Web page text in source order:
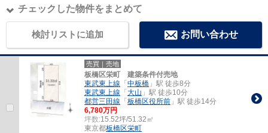
チェックした物件をまとめて
検討リストに追加 お問い合わせ
売買｜売地
板橋区栄町 建築条件付売地
東武東上線 「中板橋 」駅 徒歩8分
東武東上線 「大山 」駅 徒歩10分
都営三田線 「板橋区役所前 」駅 徒歩14分
6,780万円
坪数:15.52坪/51.32㎡
東京都板橋区栄町